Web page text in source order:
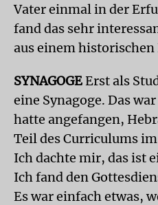
Vater einmal in der
fand das sehr
aus einem
SYNAGOGEErst als
eine Synagoge. Das
hatte angefangen,
Teil des Curriculums
Ich dachte mir, das ist
Ich fand den
Es war einfach etwas,